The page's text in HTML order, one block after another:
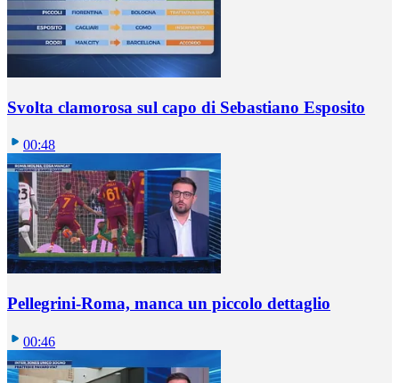
Svolta clamorosa sul capo di Sebastiano Esposito
00:48
Pellegrini-Roma, manca un piccolo dettaglio
00:46